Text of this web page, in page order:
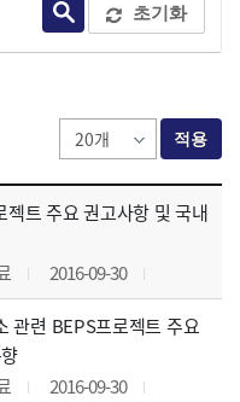
초기화
적용
트 주요 권고사항 및 국내
2016-09-30
관련 BEPS프로젝트 주요
2016-09-30